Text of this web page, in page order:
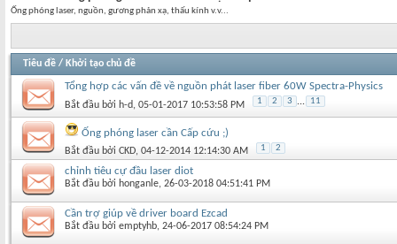
Ống phóng laser, nguồn, gương phản xạ, thấu kính v.v...
Tiêu đề / Khởi tạo chủ đề
Tổng hợp các vấn đề về nguồn phát laser fiber 60W Spectra-Physics
Bắt đầu bởi h-d‎, 05-01-2017 10:53:58 PM 1 2 3 ... 11
Ống phóng laser cần Cấp cứu ;)
Bắt đầu bởi CKD‎, 04-12-2014 12:14:30 AM 1 2
chỉnh tiêu cự đầu laser diot
Bắt đầu bởi honganle‎, 26-03-2018 04:51:41 PM
Cần trợ giúp về driver board Ezcad
Bắt đầu bởi emptyhb‎, 24-06-2017 08:54:24 PM